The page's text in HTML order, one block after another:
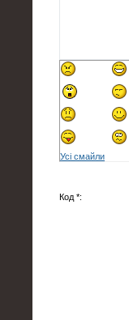
Усі смайли
Код *: